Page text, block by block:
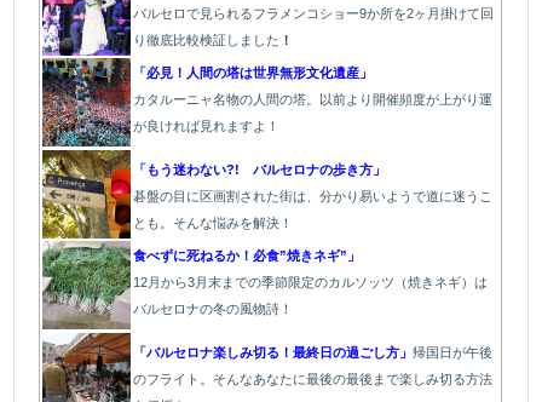
バルセロで見られるフラメンコショー9か所を2ヶ月掛けて回
り徹底比較検証しました ！
「必見！人間の塔は世界無形文化遺産」
カタルーニャ名物の人間の塔。以前より開催頻度が上がり運
が良ければ見れますよ！
「もう迷わない?! バルセロナの歩き方」
碁盤の目に区画割された街は、分かり易いようで道に迷うこ
とも。そんな悩みを解決！
食べずに死ねるか！必食”焼きネギ”」
12月から3月末までの季節限定のカルソッツ（焼きネギ）は
バルセロナの冬の風物詩！
「バルセロナ楽しみ切る！最終日の過ごし方」帰国日が午後
のフライト。そんなあなたに最後の最後まで楽しみ切る方法